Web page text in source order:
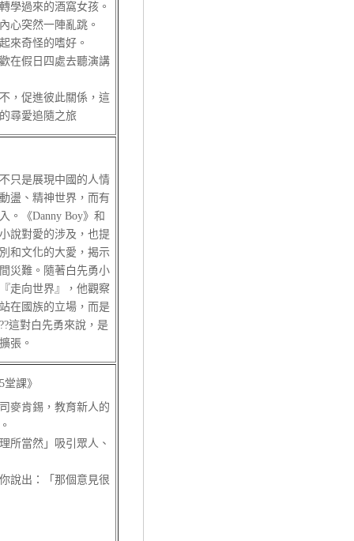
學過來的酒窩女孩。
心突然一陣亂跳。
奇怪的嗜好。
假日四處去聽演講
促進彼此關係，這
尋愛追隨之旅
只是展現中國的人情
盪、精神世界，而有
。《Danny Boy》和
說對愛的涉及，也提
和文化的大愛，揭示
災難。隨著白先勇小
走向世界』，他觀察
在國族的立場，而是
這對白先勇來說，是
張。
課》
麥肯錫，教育新人的
當然」吸引眾人、
出：「那個意見很